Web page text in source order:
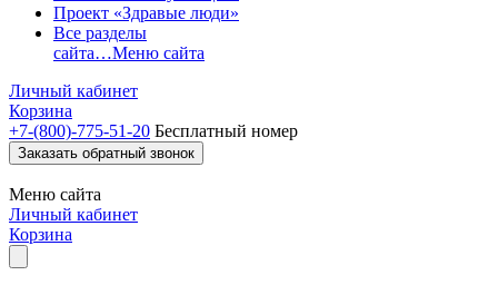
Проект «Здравые люди»
Все разделы
сайта…Меню сайта
Личный кабинет
Корзина
+7-(800)-775-51-20 Бесплатный номер
Заказать обратный звонок
Меню сайта
Личный кабинет
Корзина